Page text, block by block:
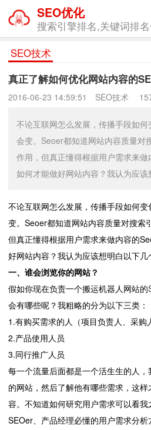
SEO优化
搜索引擎排名,关键词排
SEO技术
真正了解如何优化网站内容的
2016-06-23 14:59:51 SEO技术
不论互联网怎么发展，传播手段如何
会变。Seoer都知道网站内容质量对
作用，但真正懂得根据用户需求来
如何才能做好网站内容？我认为应该
不论互联网怎么发展，传播手段如何变
变。Seoer都知道网站内容质量对搜索
但真正懂得根据用户需求来做内容的
好网站内容？我认为应该想明白以下几
一、谁会浏览你的网站？
假如你现在负责一个搬运机器人网站的
会有哪些呢？我粗略的分为以下三类：
1.有购买需求的人（项目负责人、采购
2.产品使用人员
3.同行推广人员
每一个流量后面都是一个活生生的人
的网站，然后了解他有哪些需求，这
容。不知道如何研究用户需求可以看我
SEOer、产品经理必懂的用户需求分析